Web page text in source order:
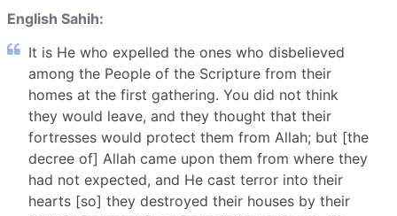
English Sahih:
It is He who expelled the ones who disbelieved
among the People of the Scripture from their
homes at the first gathering. You did not think
they would leave, and they thought that their
fortresses would protect them from Allah; but [the
decree of] Allah came upon them from where they
had not expected, and He cast terror into their
hearts [so] they destroyed their houses by their